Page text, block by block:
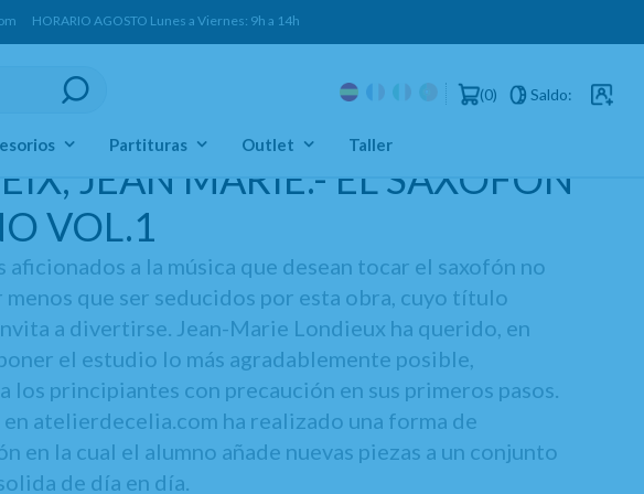
HORARIO AGOSTO Lunes a Viernes: 9h a 14h
0 Saldo:
Partituras Outlet Taller
JEAN MARIE.- EL SAXOFON
VOL.1
aficionados a la música que desean tocar el saxofón no
menos que ser seducidos por esta obra, cuyo título
a divertirse. Jean-Marie Londieux ha querido, en
el estudio lo más agradablemente posible,
los principiantes con precaución en sus primeros pasos.
atelierdecelia.com ha realizado una forma de
en la cual el alumno añade nuevas piezas a un conjunto
de día en día.